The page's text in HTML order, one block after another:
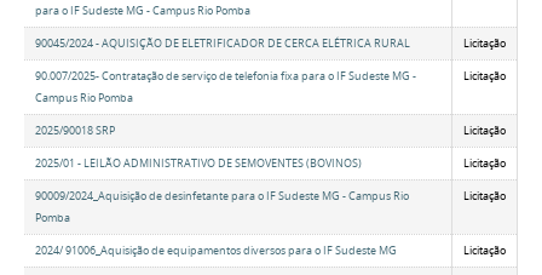
para o IF Sudeste MG - Campus Rio Pomba
90045/2024 - AQUISIÇÃO DE ELETRIFICADOR DE CERCA ELÉTRICA RURAL Licitação
90.007/2025- Contratação de serviço de telefonia fixa para o IF Sudeste MG -
Campus Rio Pomba
Licitação
2025/90018 SRP Licitação
2025/01 - LEILÃO ADMINISTRATIVO DE SEMOVENTES (BOVINOS) Licitação
90009/2024_Aquisição de desinfetante para o IF Sudeste MG - Campus Rio
Pomba
Licitação
2024/ 91006_Aquisição de equipamentos diversos para o IF Sudeste MG Licitação